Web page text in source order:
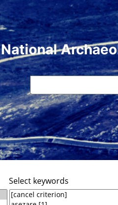
National
Select keywords